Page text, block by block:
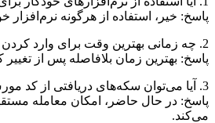
پاسخ: خیر، استفاده از هرگونه
2. چه زمانی بهترین وقت برای وارد کردن کد مورس روزانه است؟
پاسخ: بهترین زمان بلافاصله پس از تغییر کد در ساعت 12 شب است. با این حال، اگر در این ساعت دسترسی ندارید، سعی کنید یک زمان ثابت
3. آیا می‌توان سکه‌های دریافتی از کد مورس را با دیگر بازیکنان معامله کرد؟
پاسخ: در حال حاضر، امکان معامله
می‌کند.